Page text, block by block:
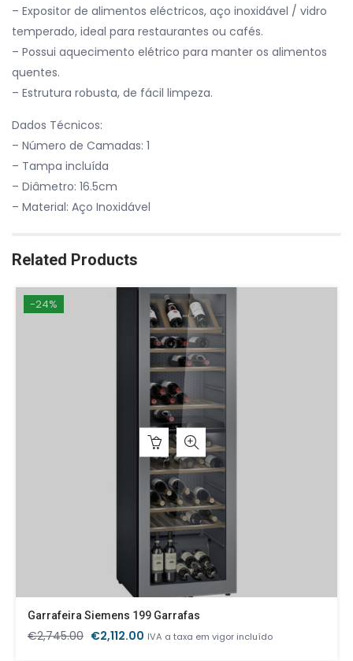
– Expositor de alimentos eléctricos, aço inoxidável / vidro
temperado, ideal para restaurantes ou cafés.
– Possui aquecimento elétrico para manter os alimentos
quentes.
– Estrutura robusta, de fácil limpeza.
Dados Técnicos:
– Número de Camadas: 1
– Tampa incluída
– Diâmetro: 16.5cm
– Material: Aço Inoxidável
Related Products
-24%
Garrafeira Siemens 199 Garrafas
€2,745.00 O
€2,112.00 O
IVA a taxa em vigor incluído